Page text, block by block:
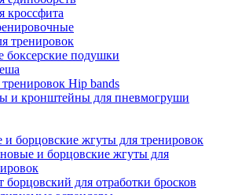
кроссфита
тренировок
боксерские подушки
Hip bands
и кронштейны для пневмогруши
и борцовские жгуты для тренировок
и борцовские жгуты для
борцовский для отработки бросков